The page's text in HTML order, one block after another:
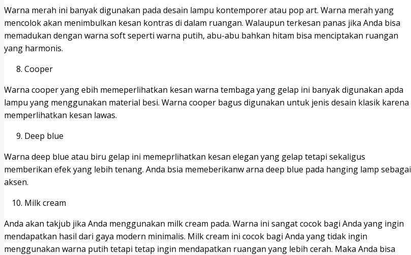
Warna merah ini banyak digunakan pada desain lampu kontemporer atau pop art. Warna merah yang
mencolok akan menimbulkan kesan kontras di dalam ruangan. Walaupun terkesan panas jika Anda bisa
memadukan dengan warna soft seperti warna putih, abu-abu bahkan hitam bisa menciptakan ruangan
yang harmonis.
Cooper
Warna cooper yang ebih memeperlihatkan kesan warna tembaga yang gelap ini banyak digunakan apda
lampu yang menggunakan material besi. Warna cooper bagus digunakan untuk jenis desain klasik karena
memperlihatkan kesan lawas.
Deep blue
Warna deep blue atau biru gelap ini memeprlihatkan kesan elegan yang gelap tetapi sekaligus
memberikan efek yang lebih tenang. Anda bsia memeberikanw arna deep blue pada hanging lamp sebagai
aksen.
Milk cream
Anda akan takjub jika Anda menggunakan milk cream pada. Warna ini sangat cocok bagi Anda yang ingin
mendapatkan hasil dari gaya modern minimalis. Milk cream ini cocok bagi Anda yang tidak ingin
menggunakan warna putih tetapi tetap ingin mendapatkan ruangan yang lebih cerah. Maka Anda bisa